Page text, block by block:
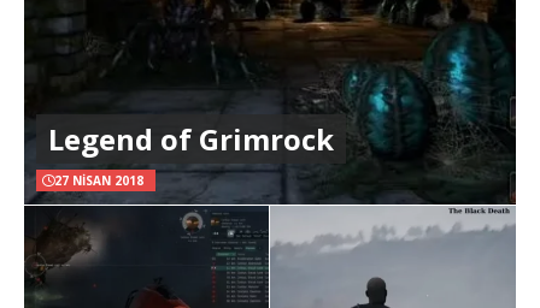
Legend of Grimrock
27 NISAN 2018